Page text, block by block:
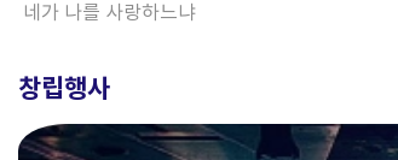
네가 나를 사랑하느냐
창립행사